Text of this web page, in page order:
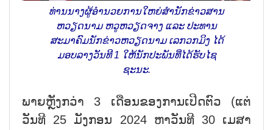
ທ່ານນາງຜູ້ອຳນວຍການໃຫຍ່ສຳນັກຂ່າວສານ
ຫວຽດນາມ ຫວູຫວຽດຈາງ ແລະ ປະທານ
ສະມາຄົມນັກຂ່າວຫວຽດນາມ ເລກວກມິງ ໄດ້
ມອບລາງວັນທີ 1 ໃຫ້ນັກປະພັນທີ່ໄດ້ຮັບໄຊ
ຊະນະ.
ພາຍຫຼັງກວ່າ 3 ເດືອນຂອງການເປີດຕົວ (ແຕ່
ວັນທີ 25ມັງກອນ 2024 ຫາວັນທີ 30 ເມສາ